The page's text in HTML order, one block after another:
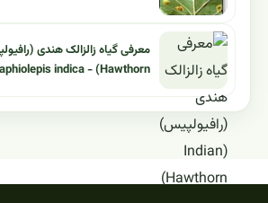
Hawthorn) - Raphiolepis indica